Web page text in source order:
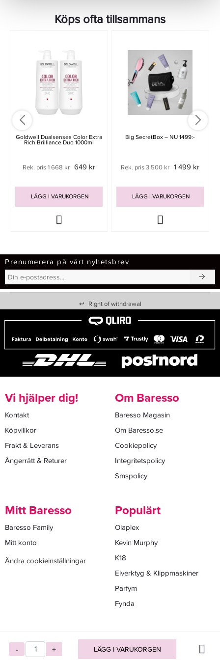
- + LÄGG I VARUKORGEN
Köps ofta tillsammans
Goldwell Dualsenses Color Extra
Rich Brilliance Duo 1000ml
Rek. pris 1 668 kr 649 kr
LÄGG I VARUKORGEN
Big SecretBox – NU 1499:-
Rek. pris 3 500 kr 1 499 kr
LÄGG I VARUKORGEN
Prenumerera på vårt nyhetsbrev
↩ Right of withdrawal
Vi hjälper dig!
Kontakt
Köpvillkor
Frakt & Leverans
Ångerrätt & Returer
Om Baresso
Baresso Magasin
Om Baresso.se
Cookiepolicy
Integritetspolicy
Smspolicy
Mitt Baresso
Baresso Family
Mitt konto
Ändra cookieinställningar
Populärt
Olaplex
Kevin Murphy
K18
Elverktyg & Klippmaskiner
Parfym
Fynda